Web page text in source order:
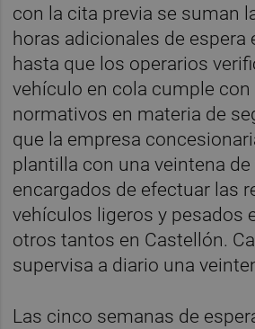
con la cita previa se suman
horas adicionales de espera
hasta que los operarios
vehículo en cola cumple
normativos en materia de
que la empresa
plantilla con una veintena
encargados de efectuar las
vehículos ligeros y pesados
otros tantos en Castellón.
supervisa a diario una
Las cinco semanas de